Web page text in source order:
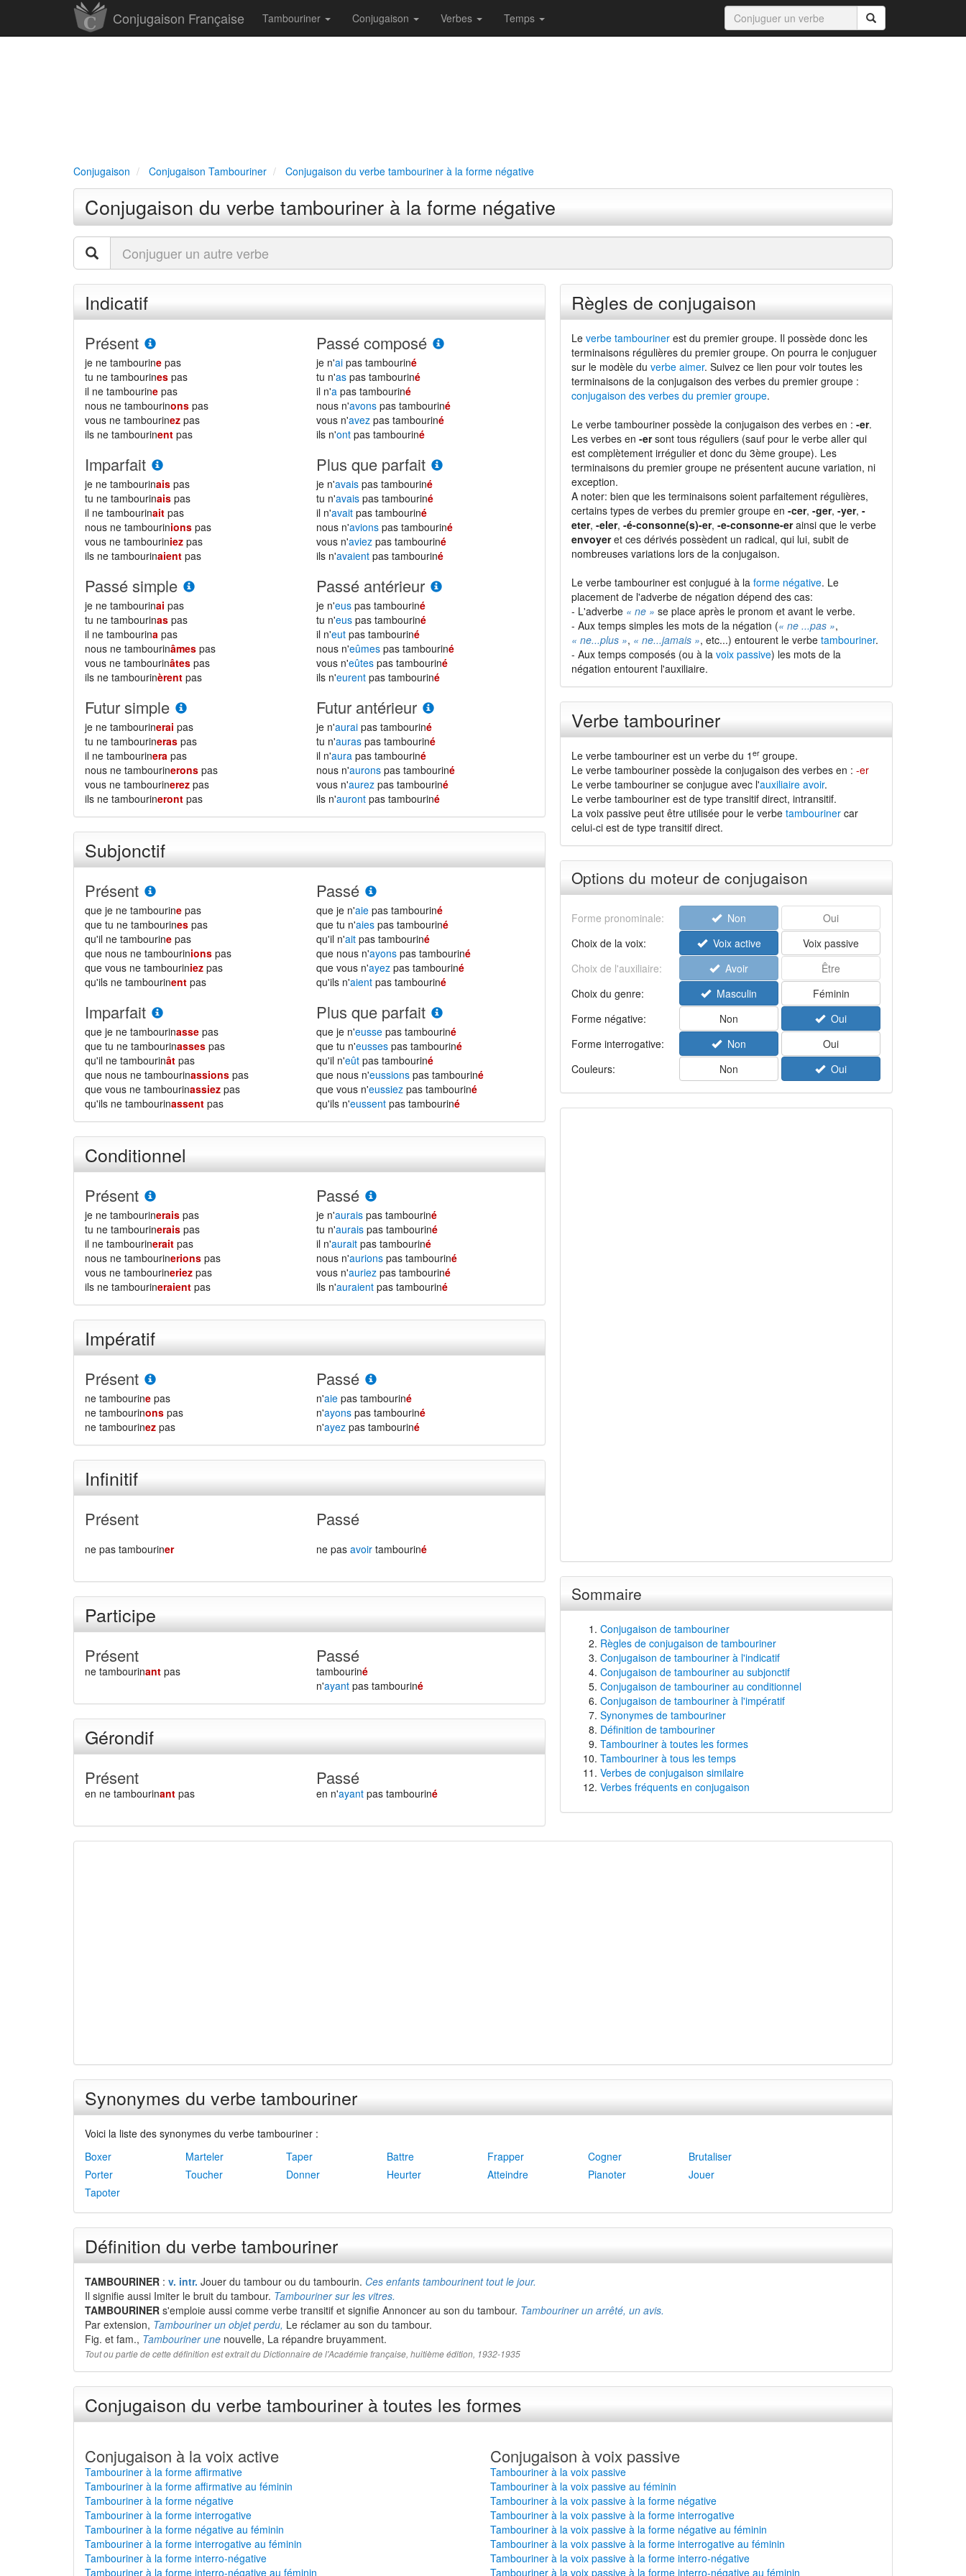
Conjugaison Française Tambouriner Conjugaison Verbes Temps
Conjugaison Conjugaison Tambouriner Conjugaison du verbe tambouriner à la forme négative
Conjugaison du verbe tambouriner à la forme négative
Indicatif
Présent
je ne tambourine pas
tu ne tambourines pas
il ne tambourine pas
nous ne tambourinons pas
vous ne tambourinez pas
ils ne tambourinent pas
Passé composé
je n'ai pas tambouriné
tu n'as pas tambouriné
il n'a pas tambouriné
nous n'avons pas tambouriné
vous n'avez pas tambouriné
ils n'ont pas tambouriné
Imparfait
je ne tambourinais pas
tu ne tambourinais pas
il ne tambourinait pas
nous ne tambourinions pas
vous ne tambouriniez pas
ils ne tambourinaient pas
Plus que parfait
je n'avais pas tambouriné
tu n'avais pas tambouriné
il n'avait pas tambouriné
nous n'avions pas tambouriné
vous n'aviez pas tambouriné
ils n'avaient pas tambouriné
Passé simple
je ne tambourinai pas
tu ne tambourinas pas
il ne tambourina pas
nous ne tambourinâmes pas
vous ne tambourinâtes pas
ils ne tambourinèrent pas
Passé antérieur
je n'eus pas tambouriné
tu n'eus pas tambouriné
il n'eut pas tambouriné
nous n'eûmes pas tambouriné
vous n'eûtes pas tambouriné
ils n'eurent pas tambouriné
Futur simple
je ne tambourinerai pas
tu ne tambourineras pas
il ne tambourinera pas
nous ne tambourinerons pas
vous ne tambourinerez pas
ils ne tambourineront pas
Futur antérieur
je n'aurai pas tambouriné
tu n'auras pas tambouriné
il n'aura pas tambouriné
nous n'aurons pas tambouriné
vous n'aurez pas tambouriné
ils n'auront pas tambouriné
Subjonctif
Présent
que je ne tambourine pas
que tu ne tambourines pas
qu'il ne tambourine pas
que nous ne tambourinions pas
que vous ne tambouriniez pas
qu'ils ne tambourinent pas
Passé
que je n'aie pas tambouriné
que tu n'aies pas tambouriné
qu'il n'ait pas tambouriné
que nous n'ayons pas tambouriné
que vous n'ayez pas tambouriné
qu'ils n'aient pas tambouriné
Imparfait
que je ne tambourinasse pas
que tu ne tambourinasses pas
qu'il ne tambourinât pas
que nous ne tambourinassions pas
que vous ne tambourinassiez pas
qu'ils ne tambourinassent pas
Plus que parfait
que je n'eusse pas tambouriné
que tu n'eusses pas tambouriné
qu'il n'eût pas tambouriné
que nous n'eussions pas tambouriné
que vous n'eussiez pas tambouriné
qu'ils n'eussent pas tambouriné
Conditionnel
Présent
je ne tambourinerais pas
tu ne tambourinerais pas
il ne tambourinerait pas
nous ne tambourinerions pas
vous ne tambourineriez pas
ils ne tambourineraient pas
Passé
je n'aurais pas tambouriné
tu n'aurais pas tambouriné
il n'aurait pas tambouriné
nous n'aurions pas tambouriné
vous n'auriez pas tambouriné
ils n'auraient pas tambouriné
Impératif
Présent
ne tambourine pas
ne tambourinons pas
ne tambourinez pas
Passé
n'aie pas tambouriné
n'ayons pas tambouriné
n'ayez pas tambouriné
Infinitif
Présent
ne pas tambouriner
Passé
ne pasavoir tambouriné
Participe
Présent
ne tambourinant pas
Passé
tambouriné
n'ayant pas tambouriné
Gérondif
Présent
en ne tambourinant pas
Passé
en n'ayant pas tambouriné
Règles de conjugaison
Le verbe tambourinerest du premier groupe. Il possède donc les
terminaisons régulières du premier groupe. On pourra le conjuguer
sur le modèle du verbe aimer. Suivez ce lien pour voir toutes les
terminaisons de la conjugaison des verbes du premier groupe :
conjugaison des verbes du premier groupe.
Le verbe tambouriner possède la conjugaison des verbes en : -er.
Les verbes en -ersont tous réguliers (sauf pour le verbe aller qui
est complètement irrégulier et donc du 3ème groupe). Les
terminaisons du premier groupe ne présentent aucune variation, ni
exception.
A noter: bien que les terminaisons soient parfaitement régulières,
certains types de verbes du premier groupe en -cer, -ger, -yer, -
eter, -eler, -é-consonne(s)-er, -e-consonne-erainsi que le verbe
envoyeret ces dérivés possèdent un radical, qui lui, subit de
nombreuses variations lors de la conjugaison.
Le verbe tambouriner est conjugué à la forme négative. Le
placement de l'adverbe de négation dépend des cas:
- L'adverbe « ne » se place après le pronom et avant le verbe.
- Aux temps simples les mots de la négation (« ne ...pas »,
« ne...plus », « ne...jamais », etc...) entourent le verbe tambouriner.
- Aux temps composés (ou à la voix passive) les mots de la
négation entourent l'auxiliaire.
Verbe tambouriner
Le verbe tambouriner est un verbe du 1 ergroupe.
Le verbe tambouriner possède la conjugaison des verbes en : -er
Le verbe tambouriner se conjugue avec l'auxiliaire avoir.
Le verbe tambouriner est de type transitif direct, intransitif.
La voix passive peut être utilisée pour le verbe tambourinercar
celui-ci est de type transitif direct.
Options du moteur de conjugaison
Forme pronominale: Non
Oui
Choix de la voix:
Voix active
Voix passive
Choix de l'auxiliaire:
Avoir
Être
Choix du genre:
Masculin
Féminin
Forme négative:
Non
Oui
Forme interrogative:
Non
Oui
Couleurs:
Non Oui
Sommaire
Conjugaison de tambouriner
Règles de conjugaison de tambouriner
Conjugaison de tambouriner à l'indicatif
Conjugaison de tambouriner au subjonctif
Conjugaison de tambouriner au conditionnel
Conjugaison de tambouriner à l'impératif
Synonymes de tambouriner
Définition de tambouriner
Tambouriner à toutes les formes
Tambouriner à tous les temps
Verbes de conjugaison similaire
Verbes fréquents en conjugaison
Synonymes du verbe tambouriner
Voici la liste des synonymes du verbe tambouriner :
Boxer
Marteler Taper Battre Frapper Cogner
Brutaliser
Porter
Toucher Donner Heurter Atteindre Pianoter
Jouer
Tapoter
Définition du verbe tambouriner
TAMBOURINER : v. intr. Jouer du tambour ou du tambourin. Ces enfants tambourinent tout le jour.
Il signifie aussi Imiter le bruit du tambour. Tambouriner sur les vitres.
TAMBOURINER s'emploie aussi comme verbe transitif et signifie Annoncer au son du tambour. Tambouriner un arrêté, un avis.
Par extension, Tambouriner un objet perdu, Le réclamer au son du tambour.
Fig. et fam., Tambouriner une nouvelle, La répandre bruyamment.
Tout ou partie de cette définition est extrait du Dictionnaire de l'Académie française, huitième édition, 1932-1935
Conjugaison du verbe tambouriner à toutes les formes
Conjugaison à la voix active
Tambouriner à la forme affirmative
Tambouriner à la forme affirmative au féminin
Tambouriner à la forme négative
Tambouriner à la forme interrogative
Tambouriner à la forme négative au féminin
Tambouriner à la forme interrogative au féminin
Tambouriner à la forme interro-négative
Tambouriner à la forme interro-négative au féminin
Conjugaison à voix passive
Tambouriner à la voix passive
Tambouriner à la voix passive au féminin
Tambouriner à la voix passive à la forme négative
Tambouriner à la voix passive à la forme interrogative
Tambouriner à la voix passive à la forme négative au féminin
Tambouriner à la voix passive à la forme interrogative au féminin
Tambouriner à la voix passive à la forme interro-négative
Tambouriner à la voix passive à la forme interro-négative au féminin